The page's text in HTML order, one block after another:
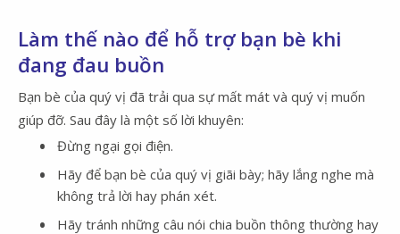
Làm thế nào để hỗ trợ bạn bè khi
đang đau buồn
Bạn bè của quý vị đã trải qua sự mất mát và quý vị muốn
giúp đỡ. Sau đây là một số lời khuyên:
Đừng ngại gọi điện.
Hãy để bạn bè của quý vị giãi bày; hãy lắng nghe mà
không trả lời hay phán xét.
Hãy tránh những câu nói chia buồn thông thường hay